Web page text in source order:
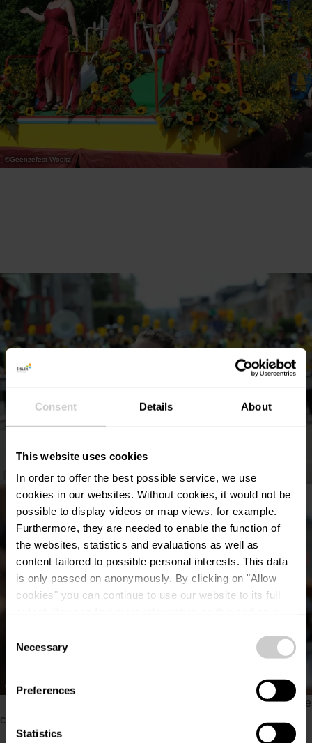
Consent Details About
This website uses cookies
In order to offer the best possible service, we use
cookies in our websites. Without cookies, it would not be
possible to display videos or map views, for example.
Furthermore, they are needed to enable the function of
the websites, statistics and evaluations as well as
content tailored to possible personal interests. This data
is only passed on anonymously. By clicking on "Allow
cookies" you can continue to use our website to its full
time.
Selection
Necessary
Preferences
Statistics
©Geenzefest Wooltz
Geenzefest Wooltz
Geenzefest Wooltz
Veillez à activer les cookies au cas où vous ne verriez pas ce
contenu.